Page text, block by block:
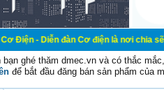
đàn Cơ điện là nơi chia sẽ kiến
bạn ghé thăm dmec.vn và có thắc
để bắt đầu đăng bán sản phẩm của